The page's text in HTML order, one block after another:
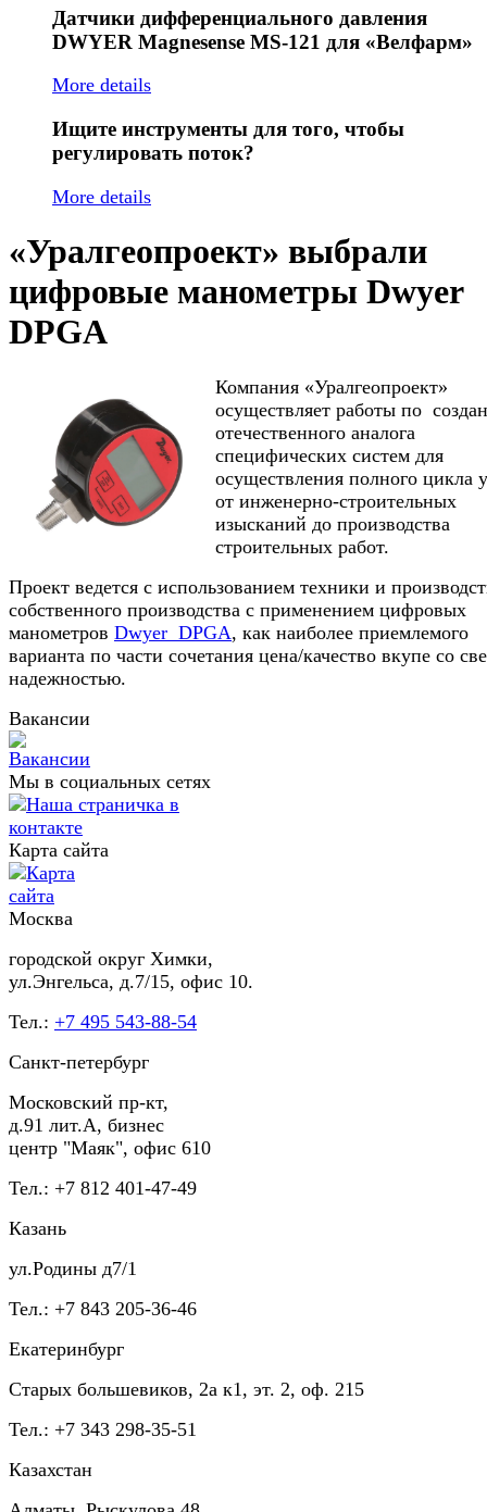
Датчики дифференциального давления
DWYER Magnesense MS-121 для «Велфарм»
More details
Ищите инструменты для того, чтобы
регулировать поток?
More details
«Уралгеопроект» выбрали
цифровые манометры Dwyer
DPGA
Компания «Уралгеопроект»
осуществляет работы по
отечественного аналога
специфических систем для
осуществления полного цикла
от инженерно-строительных
изысканий до производства
строительных работ.
Проект ведется с использованием техники и
собственного производства с применением цифровых
манометров Dwyer DPGA, как наиболее приемлемого
варианта по части сочетания цена/качество вкупе со
надежностью.
Вакансии
Мы в социальных сетях
Карта сайта
Москва
городской округ Химки,
ул.Энгельса, д.7/15, офис 10.
Тел.: +7 495 543-88-54
Санкт-петербург
Московский пр-кт,
д.91 лит.А, бизнес
центр "Маяк", офис 610
Тел.: +7 812 401-47-49
Казань
ул.Родины д7/1
Тел.: +7 843 205-36-46
Екатеринбург
Старых большевиков, 2а к1, эт. 2, оф. 215
Тел.: +7 343 298-35-51
Казахстан